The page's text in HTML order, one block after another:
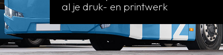
al je druk- en printwerk